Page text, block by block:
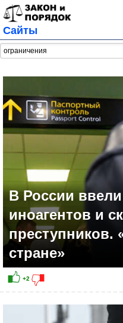
Сайты
В России
иноагентов и
преступников.
стране»